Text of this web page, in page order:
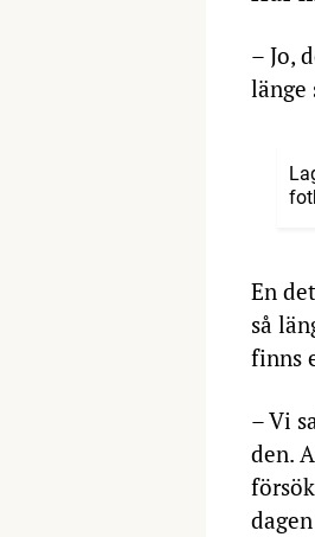
– Jo,
länge
En
så
finns
– Vi
den.